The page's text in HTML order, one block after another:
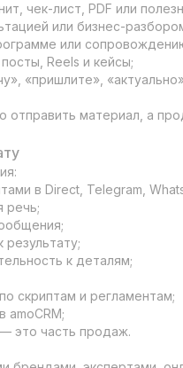
чек-лист, PDF или
или бизнес-
или
Reels и кейсы;
«пришлите»,
отправить материал, а
в Direct, Telegram,
речь;
к деталям;
скриптам и регламентам;
amoCRM;
это часть продаж.